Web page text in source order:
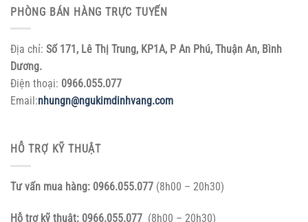
PHÒNG BÁN HÀNG TRỰC TUYẾN
Địa chỉ: Số 171, Lê Thị Trung, KP1A, P An Phú, Thuận An, Bình
Dương.
Điện thoại: 0966.055.077
Email:nhungn@ngukimdinhvang.com
HỖ TRỢ KỸ THUẬT
Tư vấn mua hàng: 0966.055.077 (8h00 – 20h30)
Hỗ trợ kỹ thuật: 0966.055.077 (8h00 – 20h30)